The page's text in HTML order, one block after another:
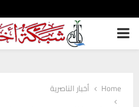
PRIMARY
Home
أخبار الناصرية